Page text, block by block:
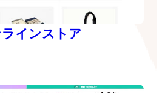
インストア